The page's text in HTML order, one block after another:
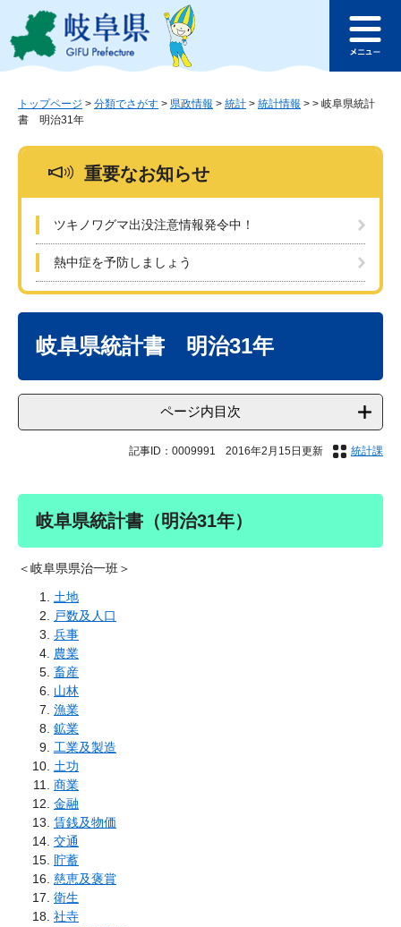
ジ
ュ
このページの本文へ
ュ
トップページ > 分類でさがす > 県政情報 > 統計 > 統計情報 > > 岐阜県統計
書 明治31年
重要なお知らせ
ツキノワグマ出没注意情報発令中！
熱中症を予防しましょう
岐阜県統計書 明治31年
ページ内目次
記事ID：0009991 2016年2月15日更新 統計課
岐阜県統計書（明治31年）
＜岐阜県県治一班＞
土地
戸数及人口
兵事
農業
畜産
山林
漁業
鉱業
工業及製造
土功
商業
金融
賃銭及物価
交通
貯蓄
慈恵及褒賞
衛生
社寺